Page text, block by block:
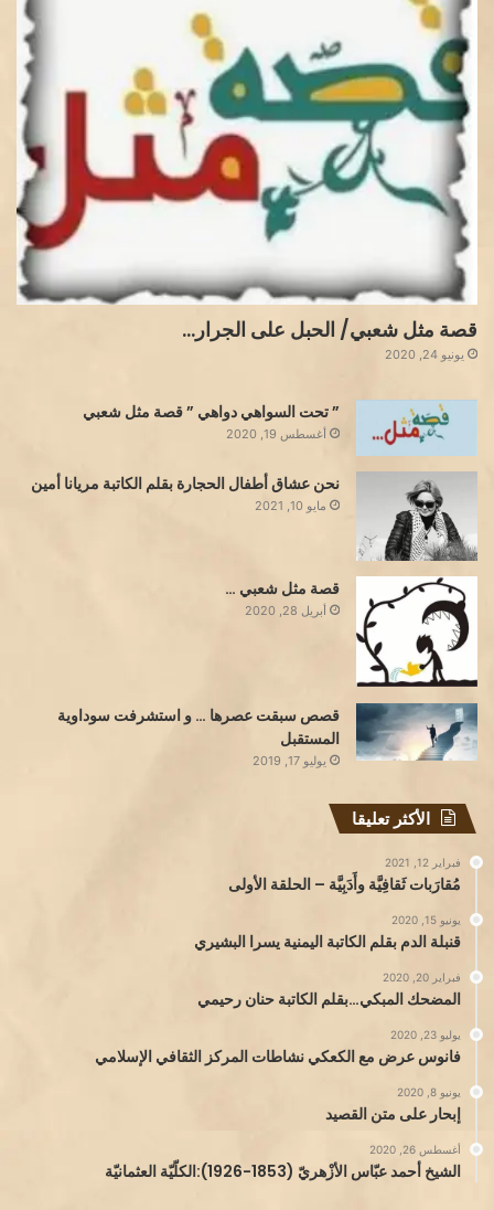
قصة مثل شعبي/ الحبل على الجرار…
يونيو 24, 2020
” تحت السواهي دواهي ” قصة مثل شعبي
أغسطس 19, 2020
نحن عشاق أطفال الحجارة بقلم الكاتبة مريانا أمين
مايو 10, 2021
قصة مثل شعبي …
أبريل 28, 2020
قصص سبقت عصرها … و استشرفت سوداوية
المستقبل
يوليو 17, 2019
الأكثر تعليقا
فبراير 12, 2021
مُقارَبات ثَقافِيَّة وأَدَبِيَّة – الحلقة الأولى
يونيو 15, 2020
قنبلة الدم بقلم الكاتبة اليمنية يسرا البشيري
فبراير 20, 2020
المضحك المبكي…بقلم الكاتبة حنان رحيمي
يوليو 23, 2020
فانوس عرض مع الكعكي نشاطات المركز الثقافي الإسلامي
يونيو 8, 2020
إبحار على متن القصيد
أغسطس 26, 2020
الشيخ أحمد عبّاس الأزْهريّ (1853-1926):الكلّيّة العثمانيّة